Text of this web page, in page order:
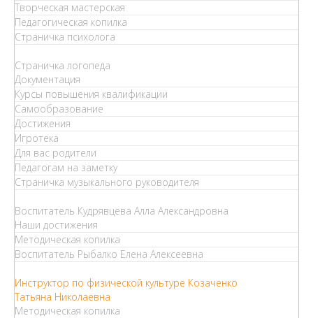
Творческая мастерская
Педагогическая копилка
Страничка психолога
Страничка логопеда
Документация
Курсы повышения квалификации
Самообразование
Достижения
Игротека
Для вас родители
Педагогам на заметку
Страничка музыкального руководителя
Воспитатель Кудрявцева Алла Александровна
Наши достижения
Методическая копилка
Воспитатель Рыбалко Елена Алексеевна
Инструктор по физической культуре Козаченко
Татьяна Николаевна
Методическая копилка